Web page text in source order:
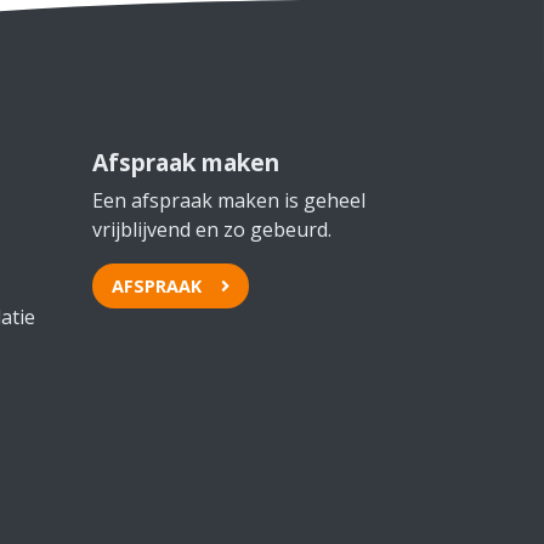
Afspraak maken
Een afspraak maken is geheel
vrijblijvend en zo gebeurd.
AFSPRAAK